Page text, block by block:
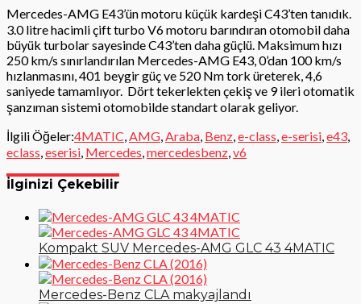
Mercedes-AMG E43’ün motoru küçük kardeşi C43’ten tanıdık.
3.0 litre hacimli çift turbo V6 motoru barındıran otomobil daha
büyük turbolar sayesinde C43’ten daha güçlü. Maksimum hızı
250 km/s sınırlandırılan Mercedes-AMG E43, 0’dan 100 km/s
hızlanmasını, 401 beygir güç ve 520 Nm tork üreterek, 4,6
saniyede tamamlıyor. Dört tekerlekten çekiş ve 9 ileri otomatik
şanzıman sistemi otomobilde standart olarak geliyor.
İlgili Öğeler:4MATIC AMG Araba Benz e-class e-serisi e43
eclass eserisi Mercedes mercedesbenz v6
İlginizi Çekebilir
Kompakt SUV Mercedes-AMG GLC 43 4MATIC
Mercedes-Benz CLA makyajlandı